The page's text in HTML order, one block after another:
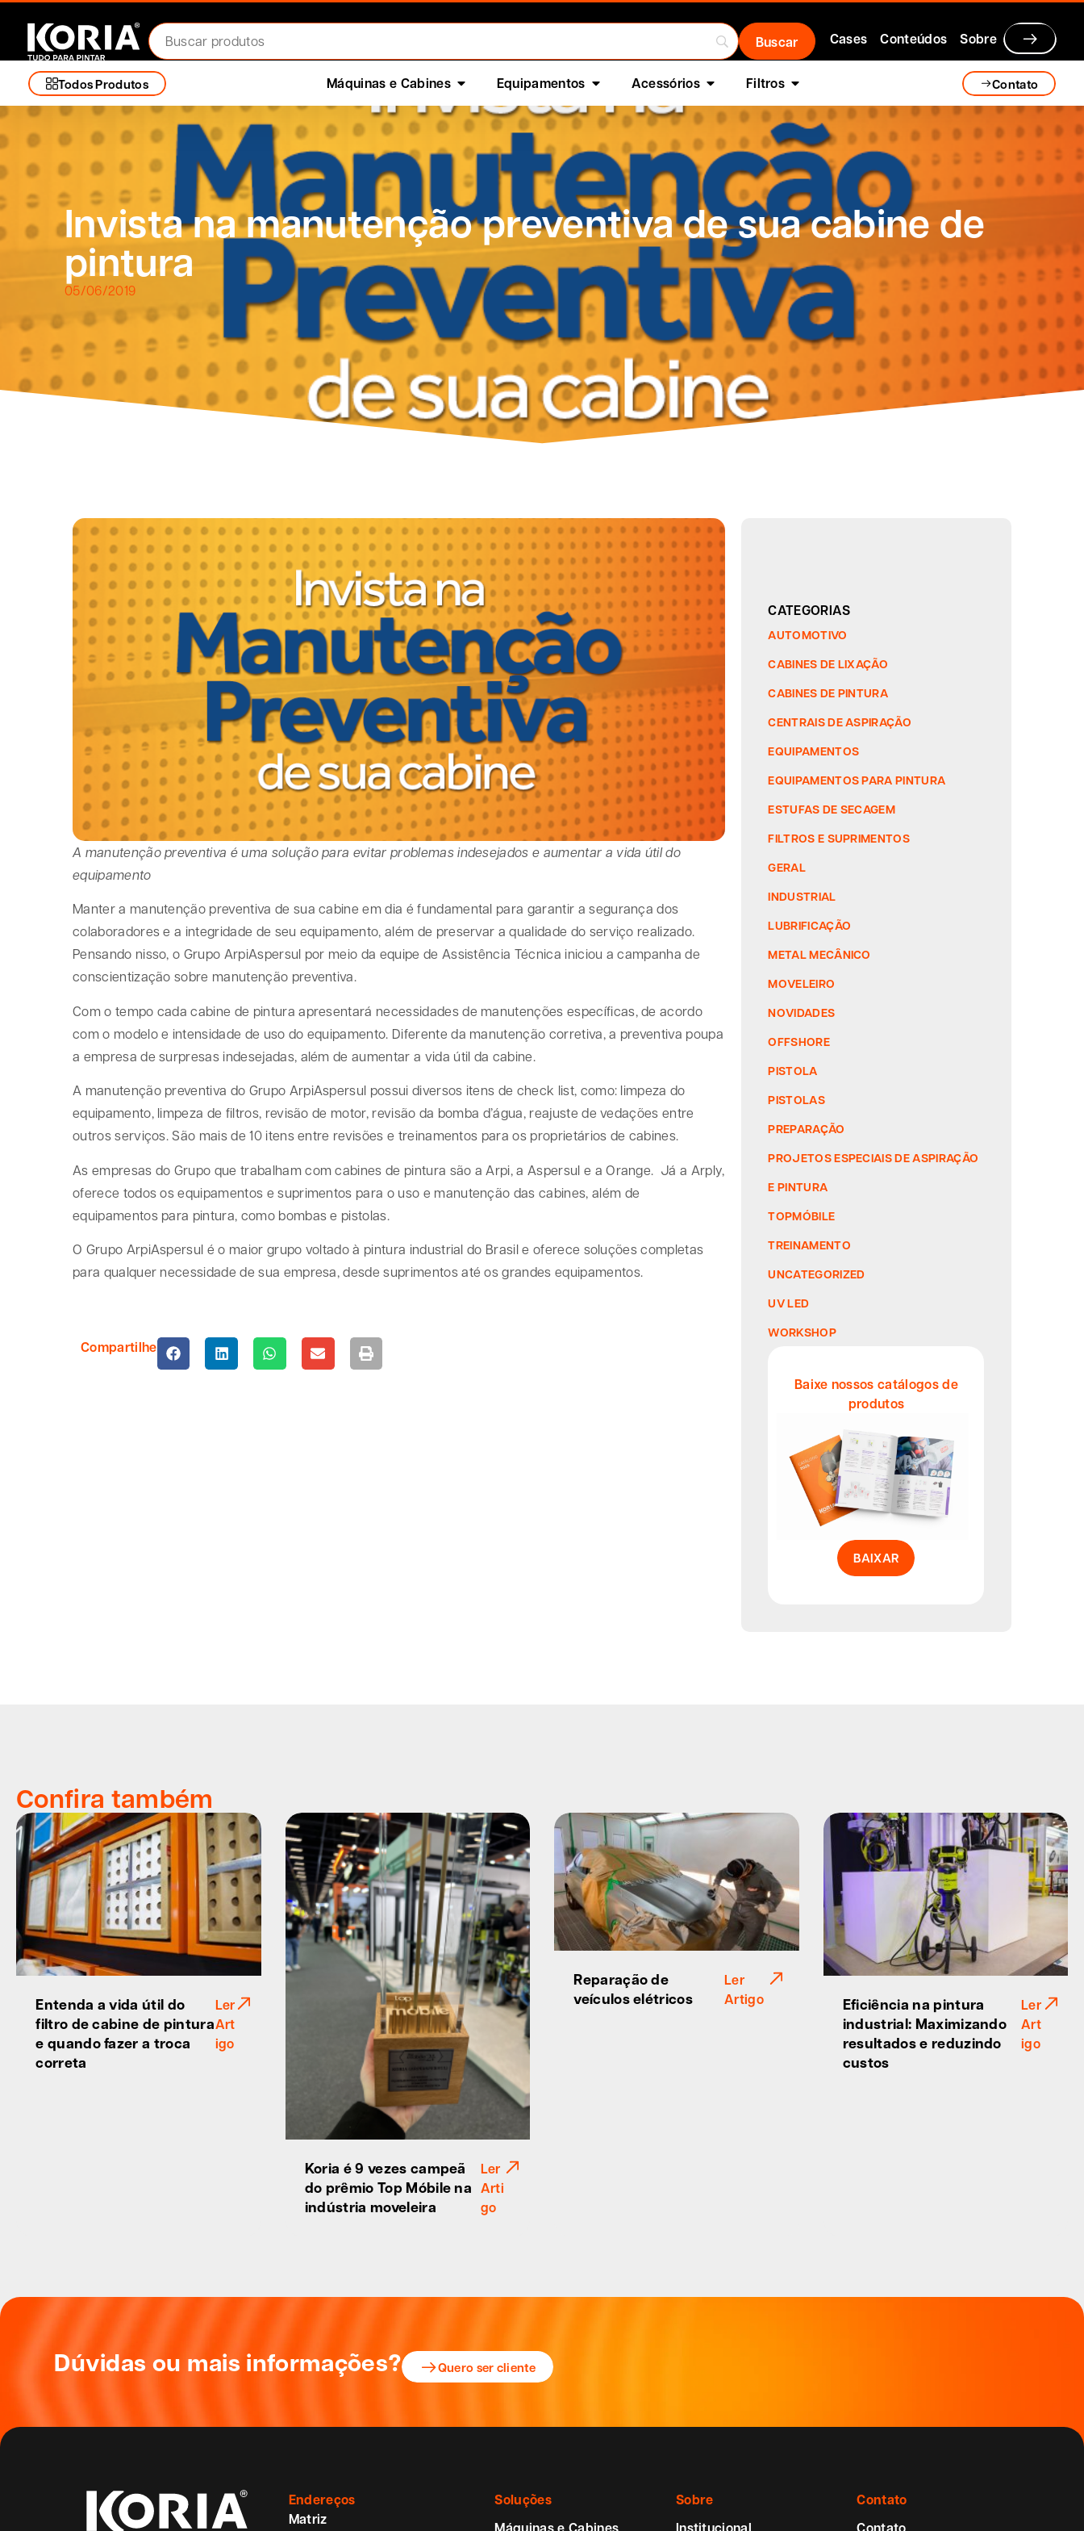
Cases Conteúdos Sobre
Todos Produtos Máquinas e Cabines Equipamentos Acessórios Filtros Contato
Invista na manutenção preventiva de sua cabine de
pintura
05/06/2019
A manutenção preventiva é uma solução para evitar problemas indesejados e aumentar a vida útil do
equipamento
Manter a manutenção preventiva de sua cabine em dia é fundamental para garantir a segurança dos
colaboradores e a integridade de seu equipamento, além de preservar a qualidade do serviço realizado.
Pensando nisso, o Grupo ArpiAspersul por meio da equipe de Assistência Técnica iniciou a campanha de
conscientização sobre manutenção preventiva.
Com o tempo cada cabine de pintura apresentará necessidades de manutenções específicas, de acordo
com o modelo e intensidade de uso do equipamento. Diferente da manutenção corretiva, a preventiva poupa
a empresa de surpresas indesejadas, além de aumentar a vida útil da cabine.
A manutenção preventiva do Grupo ArpiAspersul possui diversos itens de check list, como: limpeza do
equipamento, limpeza de filtros, revisão de motor, revisão da bomba d’água, reajuste de vedações entre
outros serviços. São mais de 10 itens entre revisões e treinamentos para os proprietários de cabines.
As empresas do Grupo que trabalham com cabines de pintura são a Arpi, a Aspersul e a Orange. Já a Arply,
oferece todos os equipamentos e suprimentos para o uso e manutenção das cabines, além de
equipamentos para pintura, como bombas e pistolas.
O Grupo ArpiAspersul é o maior grupo voltado à pintura industrial do Brasil e oferece soluções completas
para qualquer necessidade de sua empresa, desde suprimentos até os grandes equipamentos.
Compartilhe
CATEGORIAS
AUTOMOTIVO
CABINES DE LIXAÇÃO
CABINES DE PINTURA
CENTRAIS DE ASPIRAÇÃO
EQUIPAMENTOS
EQUIPAMENTOS PARA PINTURA
ESTUFAS DE SECAGEM
FILTROS E SUPRIMENTOS
GERAL
INDUSTRIAL
LUBRIFICAÇÃO
METAL MECÂNICO
MOVELEIRO
NOVIDADES
OFFSHORE
PISTOLA
PISTOLAS
PREPARAÇÃO
PROJETOS ESPECIAIS DE ASPIRAÇÃO
E PINTURA
TOPMÓBILE
TREINAMENTO
UNCATEGORIZED
UV LED
WORKSHOP
Baixe nossos catálogos de
produtos
BAIXAR
Confira também
Entenda a vida útil do
filtro de cabine de pintura
e quando fazer a troca
correta
Ler
Art
igo
Koria é 9 vezes campeã
do prêmio Top Móbile na
indústria moveleira
Ler
Arti
go
Reparação de
veículos elétricos
Ler
Artigo
Eficiência na pintura
industrial: Maximizando
resultados e reduzindo
custos
Ler
Art
igo
Dúvidas ou mais informações? Quero ser cliente
Endereços
Matriz
Soluções
Máquinas e Cabines
Sobre
Institucional
Contato
Contato